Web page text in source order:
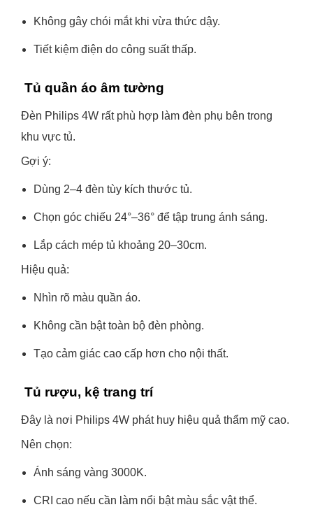
Không gây chói mắt khi vừa thức dậy.
Tiết kiệm điện do công suất thấp.
Tủ quần áo âm tường
Đèn Philips 4W rất phù hợp làm đèn phụ bên trong
khu vực tủ.
Gợi ý:
Dùng 2–4 đèn tùy kích thước tủ.
Chọn góc chiếu 24°–36° để tập trung ánh sáng.
Lắp cách mép tủ khoảng 20–30cm.
Hiệu quả:
Nhìn rõ màu quần áo.
Không cần bật toàn bộ đèn phòng.
Tạo cảm giác cao cấp hơn cho nội thất.
Tủ rượu, kệ trang trí
Đây là nơi Philips 4W phát huy hiệu quả thẩm mỹ cao.
Nên chọn:
Ánh sáng vàng 3000K.
CRI cao nếu cần làm nổi bật màu sắc vật thể.